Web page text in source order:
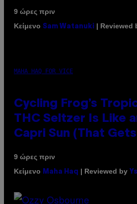
9 ώρες πριν
Κείμενο Sam Watanuki | Reviewed
MAHA HAQ FOR VICE
Cycling Frog’s
THC Seltzer Is Like
Capri Sun (That
9 ώρες πριν
Κείμενο
Maha Haq | Reviewed by